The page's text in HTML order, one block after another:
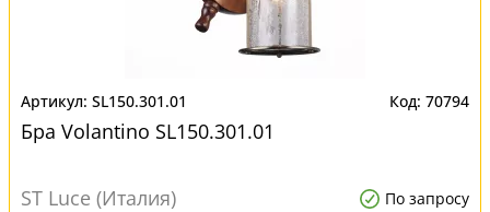
SL150.301.01 70794
Бра Volantino SL150.301.01
ST Luce (Италия) По запросу